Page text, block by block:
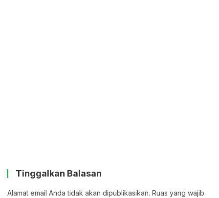
Tinggalkan Balasan
Alamat email Anda tidak akan dipublikasikan. Ruas yang wajib